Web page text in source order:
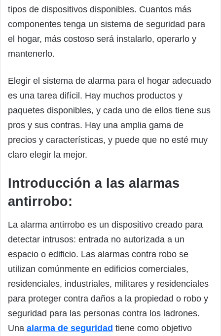
tipos de dispositivos disponibles. Cuantos más
componentes tenga un sistema de seguridad para
el hogar, más costoso será instalarlo, operarlo y
mantenerlo.
Elegir el sistema de alarma para el hogar adecuado
es una tarea difícil. Hay muchos productos y
paquetes disponibles, y cada uno de ellos tiene sus
pros y sus contras. Hay una amplia gama de
precios y características, y puede que no esté muy
claro elegir la mejor.
Introducción a las alarmas
antirrobo:
La alarma antirrobo es un dispositivo creado para
detectar intrusos: entrada no autorizada a un
espacio o edificio. Las alarmas contra robo se
utilizan comúnmente en edificios comerciales,
residenciales, industriales, militares y residenciales
para proteger contra daños a la propiedad o robo y
seguridad para las personas contra los ladrones.
Una alarma de seguridad tiene como objetivo